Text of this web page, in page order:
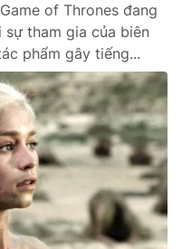
of Thrones đang
sự tham gia của biên
phẩm gây tiếng...